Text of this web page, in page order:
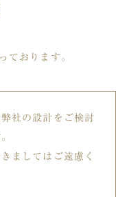
ております。
社の設計をご検討
ましてはご遠慮く